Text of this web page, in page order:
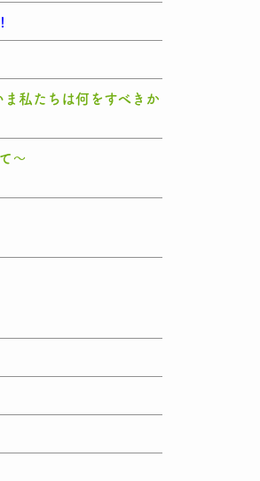
私たちは何をすべきか
～